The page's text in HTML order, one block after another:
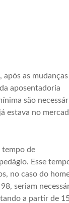
as mudanças
aposentadoria
são
estava no
tempo de
Esse
no caso do
seriam
a partir de